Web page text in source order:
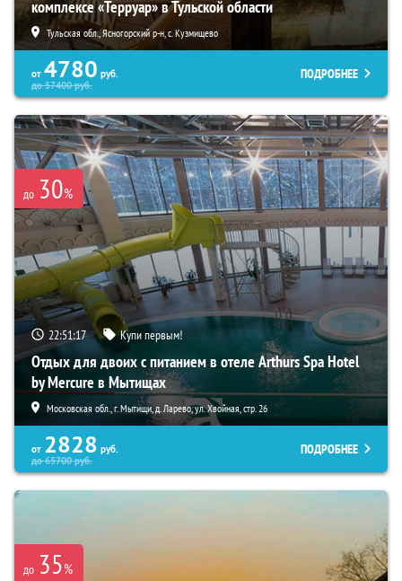
комплексе «Терруар» в Тульской области
Тульская обл., Ясногорский р-н, с. Кузмищево
от 4780 руб.
до57400руб.
ПОДРОБНЕЕ
до 30%
22:51:16 Купи первым!
Отдых для двоих с питанием в отеле Arthurs Spa Hotel
by Mercure в Мытищах
Московская обл., г. Мытищи, д. Ларево, ул. Хвойная, стр. 26
от 2828 руб.
до65700руб.
ПОДРОБНЕЕ
до 35%